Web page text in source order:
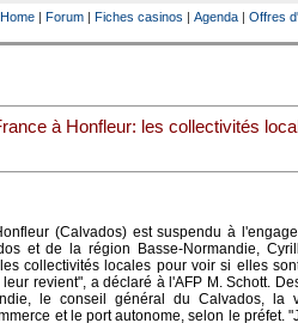
Home | Forum | Fiches casinos | Agenda | Offres
à Honfleur: les collectivités
(Calvados) est suspendu à
et de la région Basse-Normandie,
collectivités locales pour voir si elles
revient", a déclaré à l'AFP M. Schott.
le conseil général du Calvados, la
et le port autonome, selon le préfet.